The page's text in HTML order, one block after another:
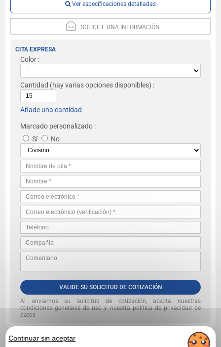
Ver especificaciones detalladas
SOLICITE UNA INFORMACIÓN
CITA EXPRESA
Color :
Cantidad (hay varias opciones disponibles) :
Añade una cantidad
Marcado personalizado :
Sí
No
VALIDE SU SOLICITUD DE COTIZACIÓN
Al enviarnos su solicitud de cotización, acepta nuestras
condiciones generales de uso y nuestra política de privacidad de
datos
Continuar sin aceptar